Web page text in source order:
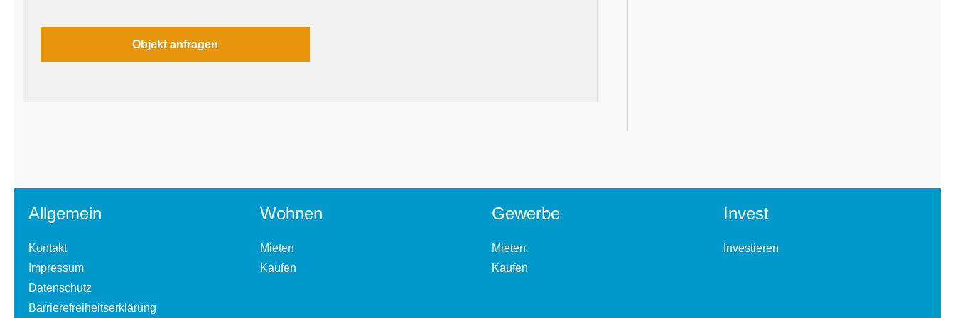
Allgemein
Kontakt
Impressum
Datenschutz
Barrierefreiheitserklärung
Wohnen
Mieten
Kaufen
Gewerbe
Mieten
Kaufen
Invest
Investieren